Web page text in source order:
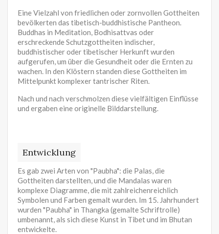
Eine Vielzahl von friedlichen oder zornvollen Gottheiten
bevölkerten das tibetisch-buddhistische Pantheon.
Buddhas in Meditation, Bodhisattvas oder
erschreckende Schutzgottheiten indischer,
buddhistischer oder tibetischer Herkunft wurden
aufgerufen, um über die Gesundheit oder die Ernten zu
wachen. In den Klöstern standen diese Gottheiten im
Mittelpunkt komplexer tantrischer Riten.
Nach und nach verschmolzen diese vielfältigen Einflüsse
und ergaben eine originelle Bilddarstellung.
Entwicklung
Es gab zwei Arten von "Paubha": die Palas, die
Gottheiten darstellten, und die Mandalas waren
komplexe Diagramme, die mit zahlreichenreichlich
Symbolen und Farben gemalt wurden. Im 15. Jahrhundert
wurden "Paubha" in Thangka (gemalte Schriftrolle)
umbenannt, als sich diese Kunst in Tibet und im Bhutan
entwickelte.